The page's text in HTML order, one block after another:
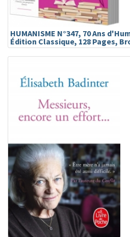
HUMANISME N°347, 70 Ans
Édition Classique, 128 Pages,